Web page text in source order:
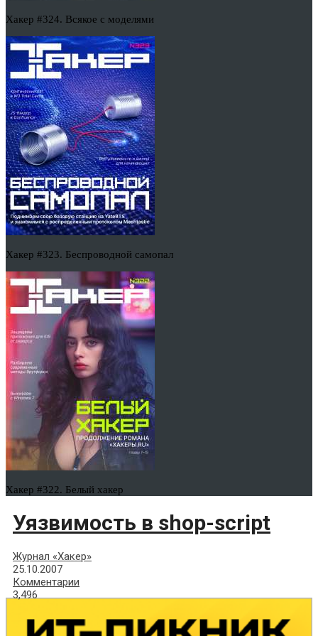
Хакер #324. Всякое с моделями
Хакер #323. Беспроводной самопал
Хакер #322. Белый хакер
Уязвимость в shop-sсriрt
Журнал «Хакер»
25.10.2007
Комментарии
3,496